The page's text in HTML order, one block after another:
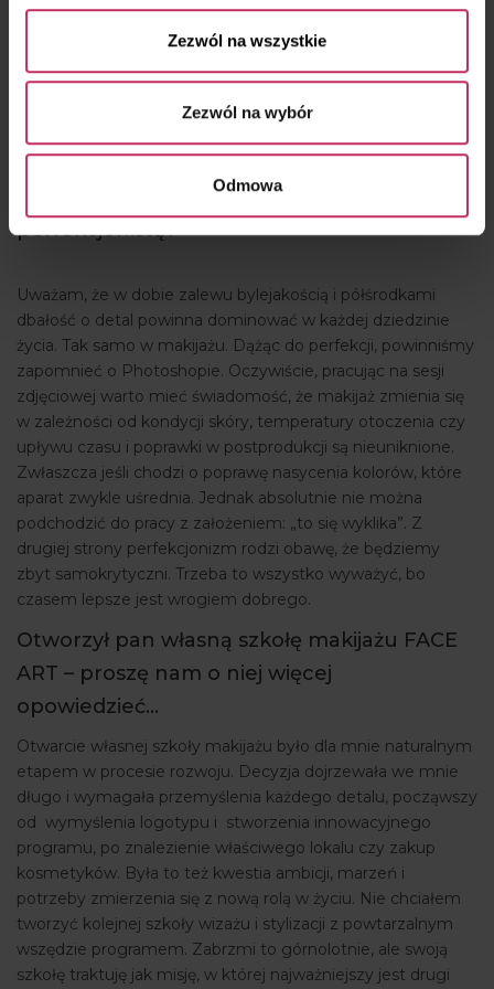
Zezwól na wszystkie
Zezwól na wybór
Odmowa
wyrysowanych do połowy czoła. Nie lubię też
zagęszczanych rzęs. Bardzo często wyglądają sztucznie i
wizerunek à la drag queen. Nie lubię tego.
Dużą uwagę przywiązuje pan do detalu –
czy w branży, gdzie tak powszechny jest
Photoshop, to konieczne, czy jest pan
perfekcjonistą?
Uważam, że w dobie zalewu bylejakością i półśrodkami
dbałość o detal powinna dominować w każdej dziedzinie
życia. Tak samo w makijażu. Dążąc do perfekcji, powinniśmy
zapomnieć o Photoshopie. Oczywiście, pracując na sesji
zdjęciowej warto mieć świadomość, że makijaż zmienia się
w zależności od kondycji skóry, temperatury otoczenia czy
upływu czasu i poprawki w postprodukcji są nieuniknione.
Zwłaszcza jeśli chodzi o poprawę nasycenia kolorów, które
aparat zwykle uśrednia. Jednak absolutnie nie można
podchodzić do pracy z założeniem: „to się wyklika”. Z
drugiej strony perfekcjonizm rodzi obawę, że będziemy
zbyt samokrytyczni. Trzeba to wszystko wyważyć, bo
czasem lepsze jest wrogiem dobrego.
Otworzył pan własną szkołę makijażu FACE
ART – proszę nam o niej więcej
opowiedzieć…
Otwarcie własnej szkoły makijażu było dla mnie naturalnym
etapem w procesie rozwoju. Decyzja dojrzewała we mnie
długo i wymagała przemyślenia każdego detalu, począwszy
od wymyślenia logotypu i stworzenia innowacyjnego
programu, po znalezienie właściwego lokalu czy zakup
kosmetyków. Była to też kwestia ambicji, marzeń i
potrzeby zmierzenia się z nową rolą w życiu. Nie chciałem
tworzyć kolejnej szkoły wizażu i stylizacji z powtarzalnym
wszędzie programem. Zabrzmi to górnolotnie, ale swoją
szkołę traktuję jak misję, w której najważniejszy jest drugi